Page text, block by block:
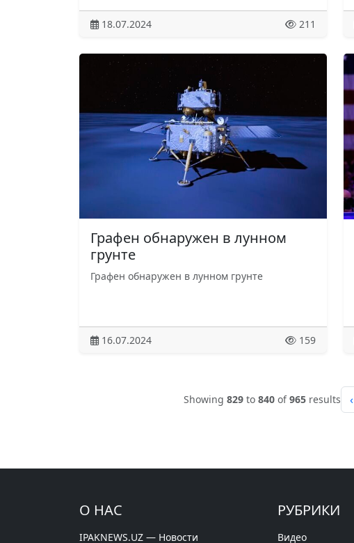
18.07.2024 211
Графен обнаружен в лунном
грунте
Графен обнаружен в лунном грунте
16.07.2024 159
Showing 829 to 840 of965 results ‹
О НАС
IPAKNEWS.UZ — Новости
РУБРИКИ
Видео